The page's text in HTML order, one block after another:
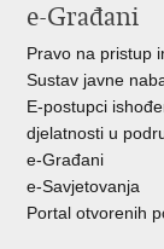
e-Građani
Pravo na pristup
Sustav javne
E-postupci
djelatnosti u
e-Građani
e-Savjetovanja
Portal otvorenih